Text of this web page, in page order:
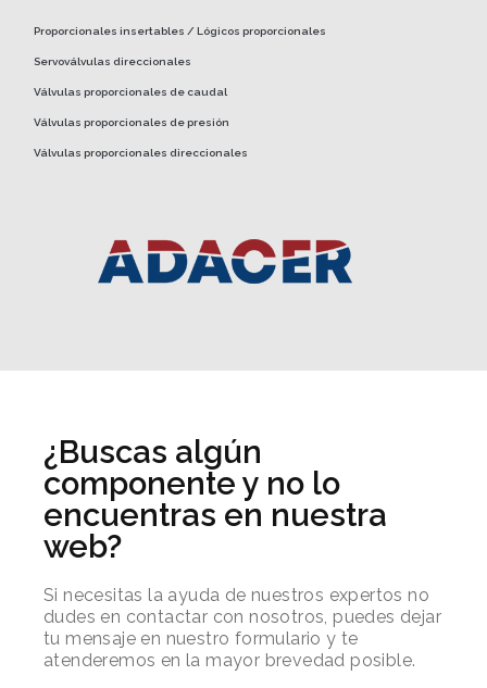
Proporcionales insertables / Lógicos proporcionales
Servoválvulas direccionales
Válvulas proporcionales de caudal
Válvulas proporcionales de presión
Válvulas proporcionales direccionales
¿Buscas algún
componente y no lo
encuentras en nuestra
web?
Si necesitas la ayuda de nuestros expertos no
dudes en contactar con nosotros, puedes dejar
tu mensaje en nuestro formulario y te
atenderemos en la mayor brevedad posible.